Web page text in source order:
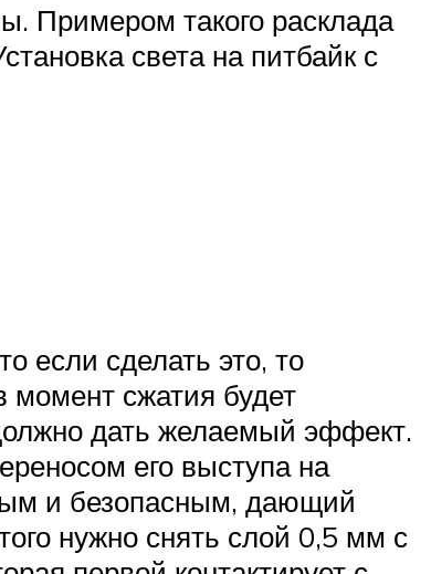
Примером такого расклада
света на питбайк с
если сделать это, то
момент сжатия будет
дать желаемый эффект.
его выступа на
и безопасным, дающий
нужно снять слой 0,5 мм с